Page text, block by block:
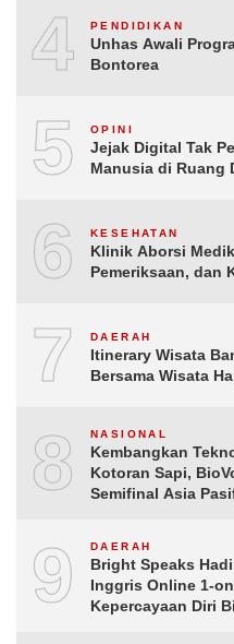
4 PENDIDIKAN
Unhas Awali
Bontorea
5 OPINI
Jejak Digital Tak
Manusia di Ruang
6 KESEHATAN
Klinik Aborsi
Pemeriksaan, dan
7 DAERAH
Itinerary Wisata
Bersama Wisata
8 NASIONAL
Kembangkan
Kotoran Sapi,
Semifinal Asia
9 DAERAH
Bright Speaks
Inggris Online 1-
Kepercayaan Diri